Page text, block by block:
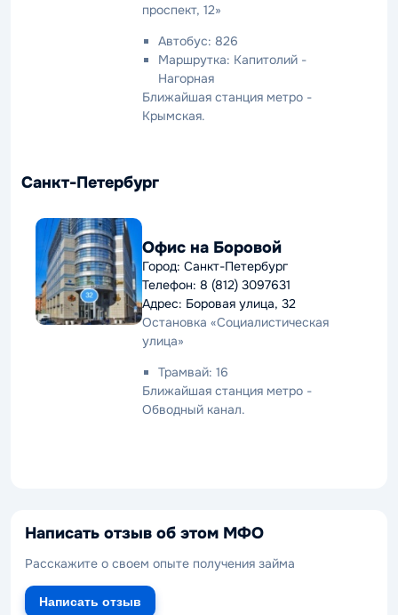
проспект, 12»
Автобус: 826
Маршрутка: Капитолий -
Нагорная
Ближайшая станция метро -
Крымская.
Санкт-Петербург
Офис на Боровой
Город: Санкт-Петербург
Телефон: 8 (812) 3097631
Адрес: Боровая улица, 32
Остановка «Социалистическая
улица»
Трамвай: 16
Ближайшая станция метро -
Обводный канал.
Написать отзыв об этом МФО
Расскажите о своем опыте получения займа
Написать отзыв